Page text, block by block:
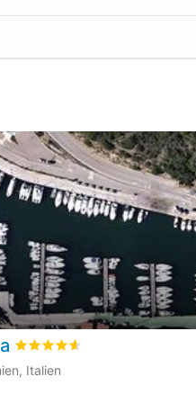
bewertet4.6
Italien